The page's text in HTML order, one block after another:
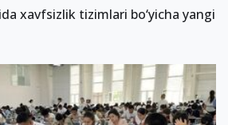
xavfsizlik tizimlari bo‘yicha yangi